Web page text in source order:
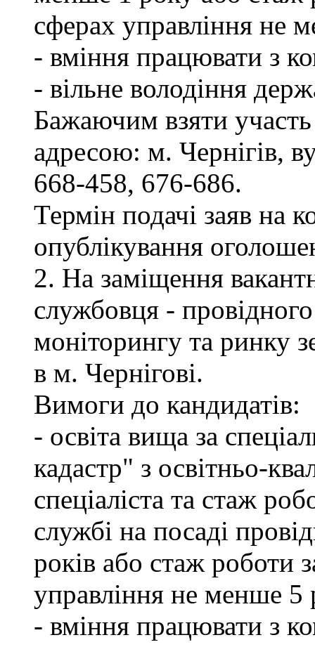
сферах управління не
- вміння працювати з
- вільне володіння
Бажаючим взяти участь
адресою: м. Чернігів,
668-458, 676-686.
Термін подачі заяв на
опублікування
2. На заміщення
службовця - провідного
моніторингу та ринку
в м. Чернігові.
Вимоги до кандидатів:
- освіта вища за
кадастр" з освітньо-
спеціаліста та стаж
службі на посаді
років або стаж роботи
управління не менше 5
- вміння працювати з